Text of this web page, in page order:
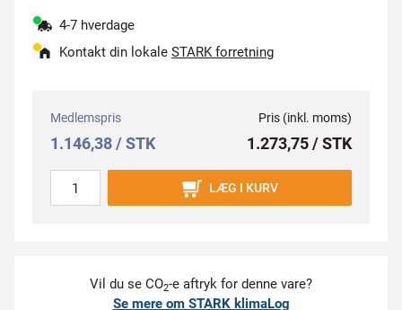
4-7 hverdage
Kontakt din lokale STARK forretning
Medlemspris
1.146,38 / STK
Pris (inkl. moms)
1.273,75 / STK
LÆG I KURV
Vil du se CO2-e aftryk for denne vare?
Se mere om STARK klimaLog